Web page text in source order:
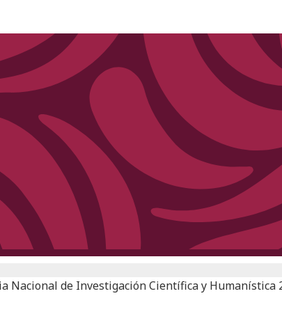
Nacional de Investigación Científica y Humanística